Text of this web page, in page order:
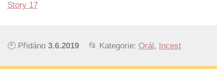
Story 17
🕙 Přidáno 3.6.2019 📂 Kategorie: Orál , Incest